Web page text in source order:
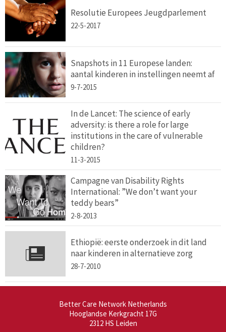
Resolutie Europees Jeugdparlement
22-5-2017
Snapshots in 11 Europese landen:
aantal kinderen in instellingen neemt af
9-7-2015
In de Lancet: The science of early
adversity: is there a role for large
institutions in the care of vulnerable
children?
11-3-2015
Campagne van Disability Rights
International: ”We don’t want your
teddy bears”
2-8-2013
Ethiopië: eerste onderzoek in dit land
naar kinderen in alternatieve zorg
28-7-2010
Better Care Network Netherlands
Hooglandse Kerkgracht 17G
2312 HS Leiden